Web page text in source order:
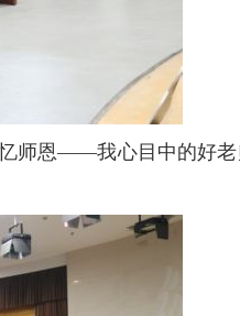
师恩——我心目中的好老